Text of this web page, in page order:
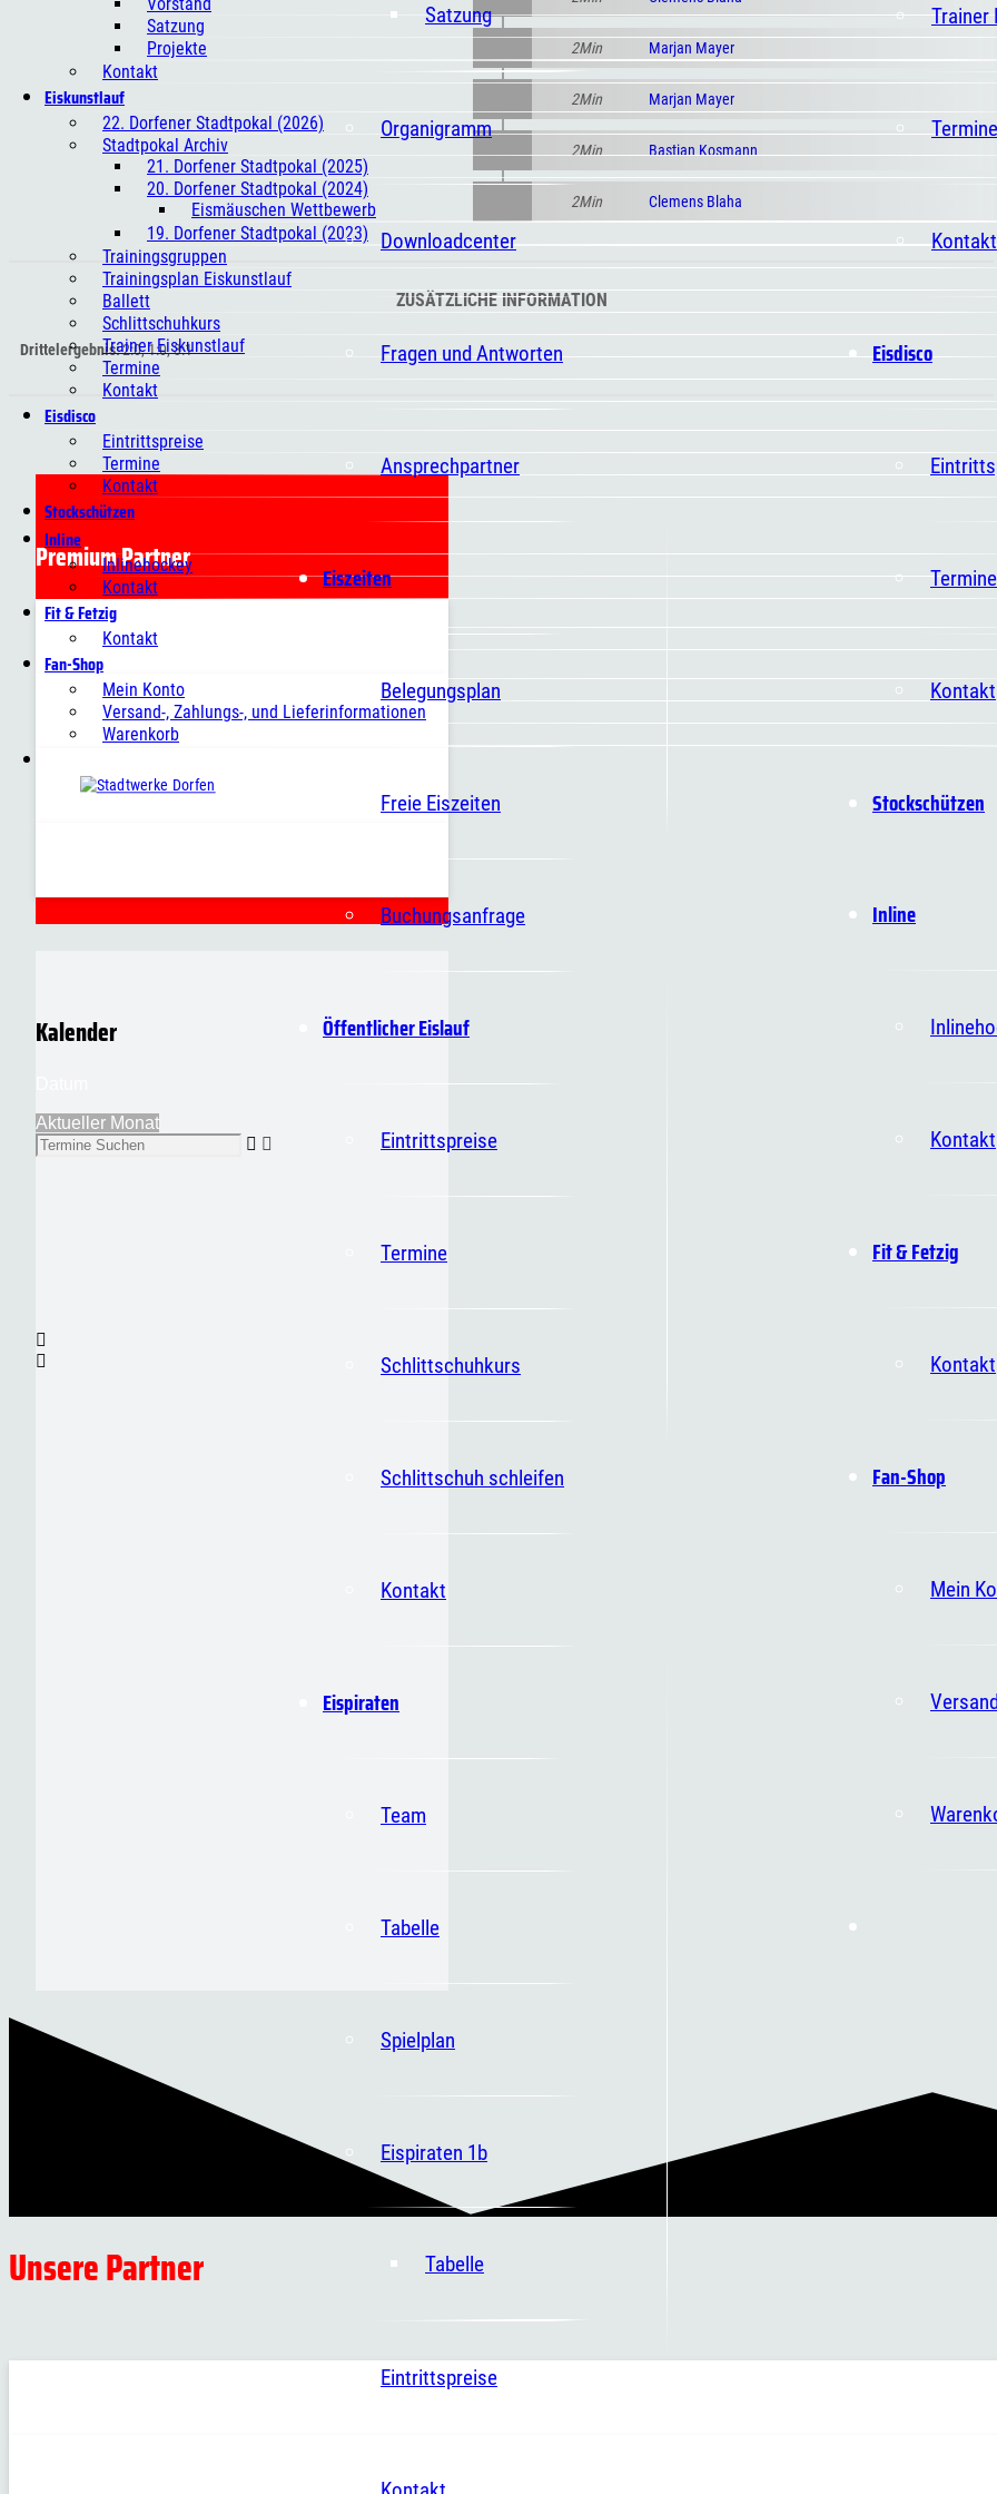
Trainer
Termine
Kontakt
Eisdisco
Termine
Kontakt
Stockschützen
Inline
Kontakt
Fit & Fetzig
Kontakt
Fan-Shop
Mein
Satzung
Organigramm
Downloadcenter
Fragen und Antworten
Ansprechpartner
Eiszeiten
Belegungsplan
Freie Eiszeiten
Buchungsanfrage
Öffentlicher Eislauf
Eintrittspreise
Termine
Schlittschuhkurs
Schlittschuh schleifen
Kontakt
Eispiraten
Team
Tabelle
Spielplan
Eispiraten 1b
Tabelle
Eintrittspreise
Satzung
Projekte
Kontakt
Eiskunstlauf
22. Dorfener Stadtpokal (2026)
Stadtpokal Archiv
21. Dorfener Stadtpokal (2025)
20. Dorfener Stadtpokal (2024)
Eismäuschen Wettbewerb
19. Dorfener Stadtpokal (2023)
Trainingsgruppen
Trainingsplan Eiskunstlauf
Ballett
Schlittschuhkurs
Trainer Eiskunstlauf
Termine
Kontakt
Eisdisco
Eintrittspreise
Termine
Kontakt
Stockschützen
Inline
Inlinehockey
Kontakt
Fit & Fetzig
Kontakt
Fan-Shop
Mein Konto
Versand-, Zahlungs-, und Lieferinformationen
Warenkorb
2Min Marjan Mayer
2Min Marjan Mayer
2Min Bastian Kosmann
2Min Clemens Blaha
ZUSÄTZLICHE INFORMATION
Drittelergebnis 2:0, 1:0, 3:1
Premium Partner
Kalender
Aktueller Monat
Unsere Partner